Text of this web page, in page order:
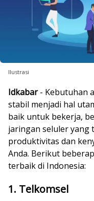
Ilustrasi
Idkabar- Kebutuhan
stabil menjadi hal
baik untuk bekerja,
jaringan seluler yang
produktivitas dan
Anda. Berikut
terbaik di Indonesia:
1. Telkomsel